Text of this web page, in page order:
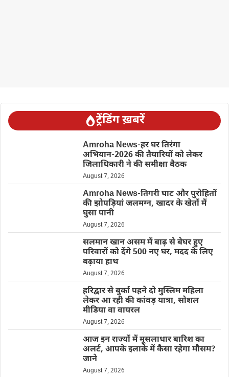
ट्रेंडिंग ख़बरें
Amroha News-हर घर तिरंगा
अभियान-2026 की तैयारियों को लेकर
जिलाधिकारी ने की समीक्षा बैठक
August 7, 2026
Amroha News-तिगरी घाट और पुरोहितों
की झोपड़ियां जलमग्न, खादर के खेतों में
घुसा पानी
August 7, 2026
सलमान खान असम में बाढ़ से बेघर हुए
परिवारों को देंगे 500 नए घर, मदद के लिए
बढ़ाया हाथ
August 7, 2026
हरिद्वार से बुर्का पहने दो मुस्लिम महिला
लेकर आ रही की कांवड़ यात्रा, सोशल
मीडिया वा वायरल
August 7, 2026
आज इन राज्यों में मूसलाधार बारिश का
अलर्ट, आपके इलाके में कैसा रहेगा मौसम?
जाने
August 7, 2026